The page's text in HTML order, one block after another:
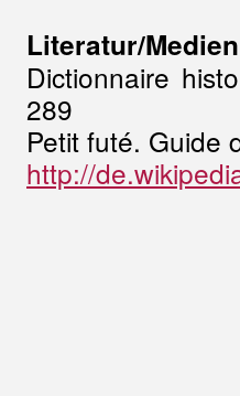
Literatur/Medien
Dictionnaire
289
Petit futé. Guide
http://